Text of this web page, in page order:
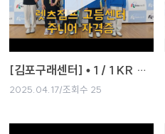
[김포구래센터] • 1 / 1 KR 탐색 건너뛰기 렛츠점프 로그인 [수원고등센터] 고등 렛쩜이 줄넘기 자격증 주니어3급 도전기 ~!
2025.04.17/조회수 25